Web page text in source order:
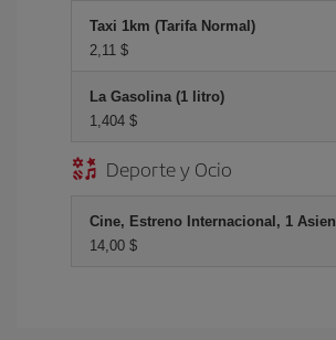
Taxi 1km (Tarifa Normal)
2,11 $
La Gasolina (1 litro)
1,404 $
Deporte y Ocio
Cine, Estreno Internacional, 1
14,00 $